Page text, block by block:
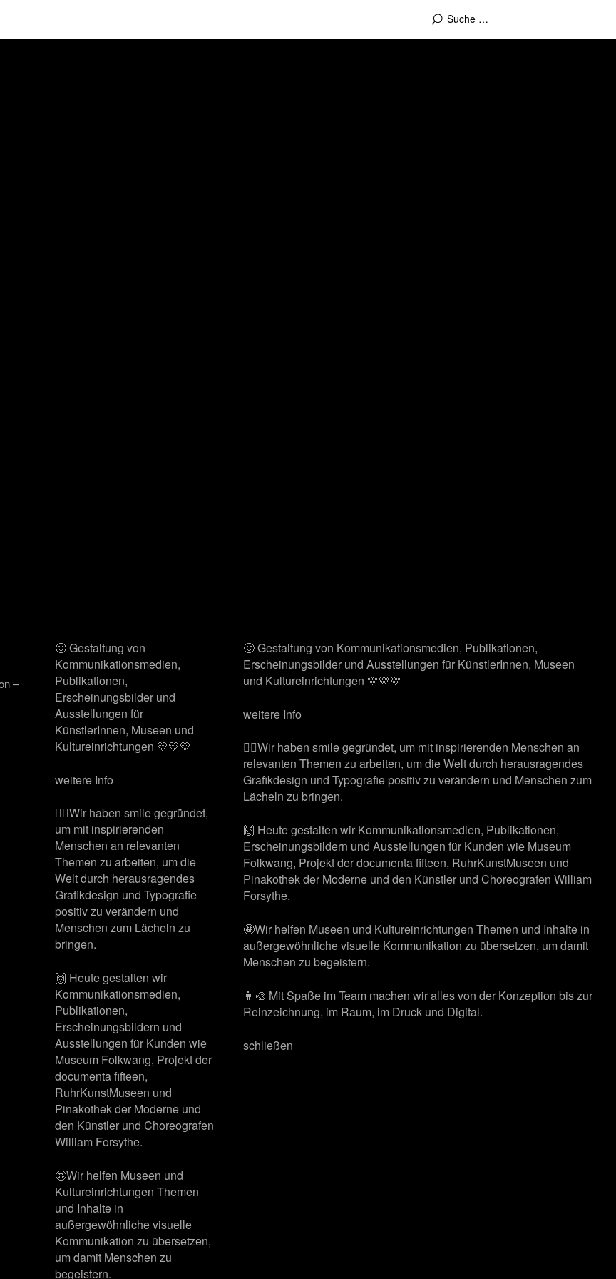
–
🙂 Gestaltung von
Kommunikationsmedien,
Publikationen,
Erscheinungsbilder und
Ausstellungen für
KünstlerInnen, Museen und
Kultureinrichtungen 💛💛💛
weitere Info
🙋‍♂️Wir haben smile gegründet,
um mit inspirierenden
Menschen an relevanten
Themen zu arbeiten, um die
Welt durch herausragendes
Grafikdesign und Typografie
positiv zu verändern und
Menschen zum Lächeln zu
bringen.
🙌 Heute gestalten wir
Kommunikationsmedien,
Publikationen,
Erscheinungsbildern und
Ausstellungen für Kunden wie
Museum Folkwang, Projekt der
documenta fifteen,
RuhrKunstMuseen und
Pinakothek der Moderne und
den Künstler und Choreografen
William Forsythe.
🤩Wir helfen Museen und
Kultureinrichtungen Themen
und Inhalte in
außergewöhnliche visuelle
Kommunikation zu übersetzen,
um damit Menschen zu
begeistern.
🙂 Gestaltung von Kommunikationsmedien, Publikationen,
Erscheinungsbilder und Ausstellungen für KünstlerInnen, Museen
und Kultureinrichtungen 💛💛💛
weitere Info
🙋‍♂️Wir haben smile gegründet, um mit inspirierenden Menschen an
relevanten Themen zu arbeiten, um die Welt durch herausragendes
Grafikdesign und Typografie positiv zu verändern und Menschen zum
Lächeln zu bringen.
🙌 Heute gestalten wir Kommunikationsmedien, Publikationen,
Erscheinungsbildern und Ausstellungen für Kunden wie Museum
Folkwang, Projekt der documenta fifteen, RuhrKunstMuseen und
Pinakothek der Moderne und den Künstler und Choreografen William
Forsythe.
🤩Wir helfen Museen und Kultureinrichtungen Themen und Inhalte in
außergewöhnliche visuelle Kommunikation zu übersetzen, um damit
Menschen zu begeistern.
👩‍🎨 Mit Spaße im Team machen wir alles von der Konzeption bis zur
Reinzeichnung, im Raum, im Druck und Digital.
schließen